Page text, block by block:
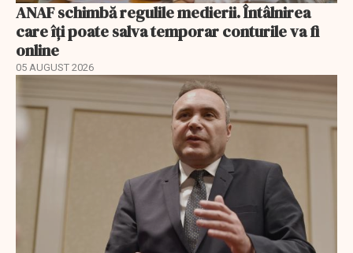
ANAF schimbă regulile medierii. Întâlnirea
care îți poate salva temporar conturile va fi
online
05 AUGUST 2026